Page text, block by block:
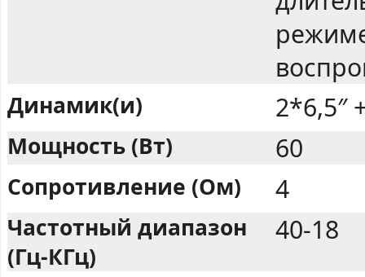
Динамик(и) 2*6,5″
Мощность (Вт) 60
Сопротивление (Ом) 4
Частотный диапазон
(Гц-КГц)
40-18